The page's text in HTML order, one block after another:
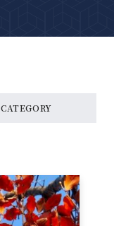
CATEGORY